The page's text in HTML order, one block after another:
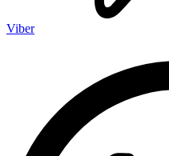
Viber